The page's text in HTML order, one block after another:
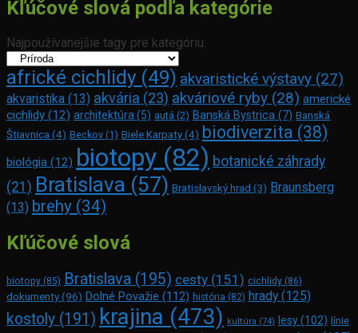
Kľúčové slová podľa kategórie
Najpoužívanejšie tagy pre kategóriu:
africké cichlidy (49) akvaristické výstavy (27)
akvaristika (13) akvária (23) akváriové ryby (28) americké
cichlidy (12) architektúra (5) autá (2) Banská Bystrica (7) Banská
Štiavnica (4) Beckov (1) Biele Karpaty (4) biodiverzita (38)
biológia (12) biotopy (82) botanické záhrady
(21) Bratislava (57) Bratislavský hrad (3) Braunsberg
(13) brehy (34)
Kľúčové slová
biotopy (85) Bratislava (195) cesty (151) cichlidy (86)
dokumenty (96) Dolné Považie (112) história (82) hrady (125)
kostoly (191) krajina (473) kultúra (74) lesy(102) línie